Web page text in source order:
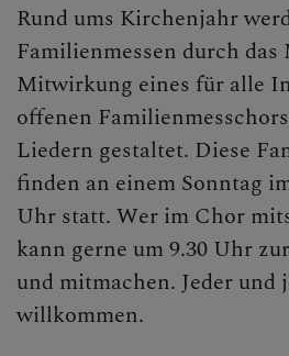
KONTAKT
PFARRTEAM
Rund ums Kirchenjahr
Familienmessen durch
Mitwirkung eines für alle
offenen
Liedern gestaltet. Diese
finden an einem Sonntag
Uhr statt. Wer im Chor
kann gerne um 9.30 Uhr
und mitmachen. Jeder und
willkommen.